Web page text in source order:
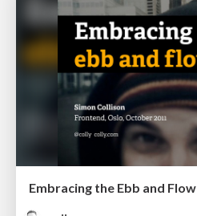
Embracing the Ebb and Flow